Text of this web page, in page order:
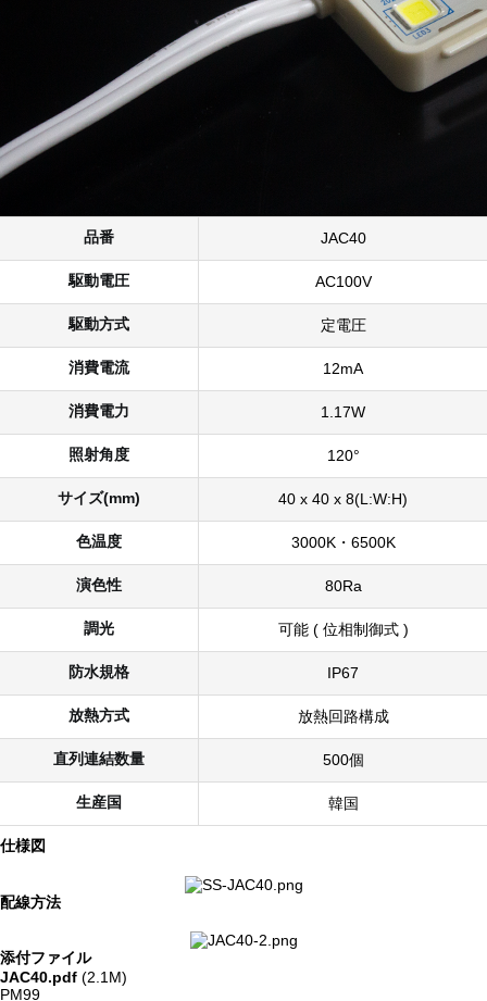
品番 JAC40
駆動電圧 AC100V
駆動方式 定電圧
消費電流 12mA
消費電力 1.17W
照射角度 120°
サイズ(mm) 40 x 40 x 8(L:W:H)
色温度 3000K・6500K
演色性 80Ra
調光 可能 ( 位相制御式 )
防水規格 IP67
放熱方式 放熱回路構成
直列連結数量 500個
生産国 韓国
仕様図
配線方法
添付ファイル
JAC40.pdf (2.1M)
PM99